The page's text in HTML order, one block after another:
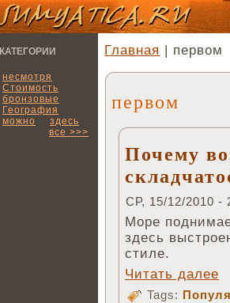
КАТЕГОРИИ
несмотря
Стоимость
бронзовые
География
можно
здесь
все >>>
Главная | первом
первом
Почему
СР, 15/12/2010 -
Море
здесь
стиле.
Читать далее
Tags: